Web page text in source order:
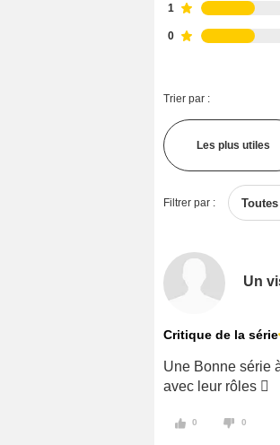
1
0
Trier par :
Les plus utiles
Filtrer par :
Un
Critique de la série
Une Bonne série
avec leur rôles 
0 0